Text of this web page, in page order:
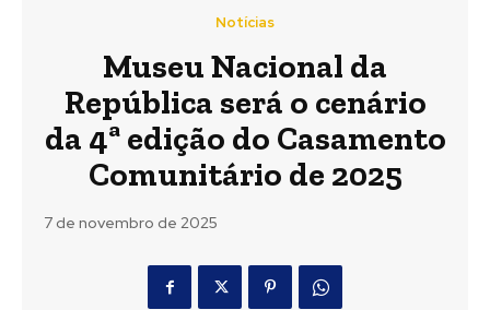
Notícias
Museu Nacional da
República será o cenário
da 4ª edição do Casamento
Comunitário de 2025
7 de novembro de 2025